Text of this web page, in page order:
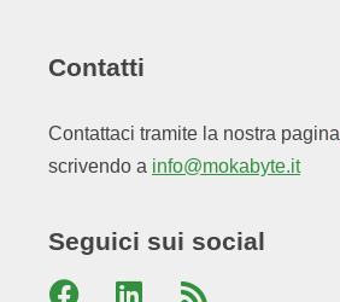
Contatti
Contattaci tramite la nostra pagina
scrivendo a info@mokabyte.it
Seguici sui social